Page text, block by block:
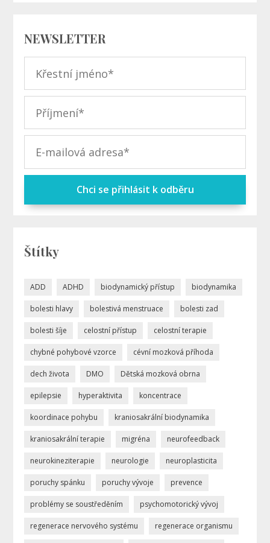
NEWSLETTER
Chci se přihlásit k odběru
Štítky
ADD ADHD biodynamický přístup biodynamika
bolesti hlavy bolestivá menstruace bolesti zad
bolesti šíje celostní přístup celostní terapie
chybné pohybové vzorce cévní mozková příhoda
dech života DMO Dětská mozková obrna
epilepsie hyperaktivita koncentrace
koordinace pohybu kraniosakrální biodynamika
kraniosakrální terapie migréna neurofeedback
neurokineziterapie neurologie neuroplasticita
poruchy spánku poruchy vývoje prevence
problémy se soustředěním psychomotorický vývoj
regenerace nervového systému regenerace organismu